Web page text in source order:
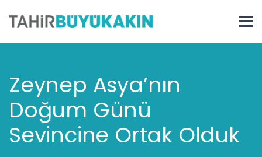
Zeynep Asya’nın
Doğum Günü
Sevincine Ortak Olduk